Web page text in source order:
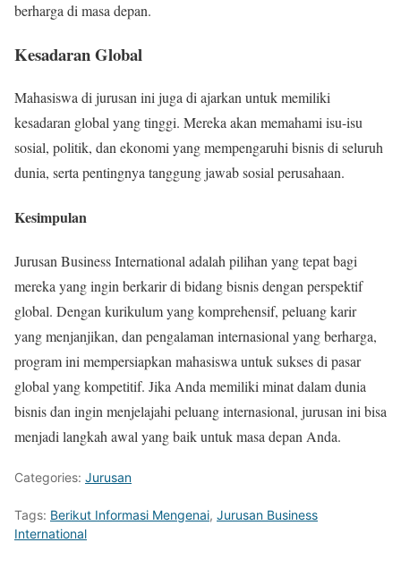
berharga di masa depan.
Kesadaran Global
Mahasiswa di jurusan ini juga di ajarkan untuk memiliki
kesadaran global yang tinggi. Mereka akan memahami isu-isu
sosial, politik, dan ekonomi yang mempengaruhi bisnis di seluruh
dunia, serta pentingnya tanggung jawab sosial perusahaan.
Kesimpulan
Jurusan Business International adalah pilihan yang tepat bagi
mereka yang ingin berkarir di bidang bisnis dengan perspektif
global. Dengan kurikulum yang komprehensif, peluang karir
yang menjanjikan, dan pengalaman internasional yang berharga,
program ini mempersiapkan mahasiswa untuk sukses di pasar
global yang kompetitif. Jika Anda memiliki minat dalam dunia
bisnis dan ingin menjelajahi peluang internasional, jurusan ini bisa
menjadi langkah awal yang baik untuk masa depan Anda.
Categories: Jurusan
Tags: Berikut Informasi Mengenai, Jurusan Business
International